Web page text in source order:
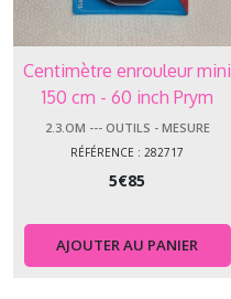
Centimètre enrouleur mini
150 cm - 60 inch Prym
282717
2.3.OM --- OUTILS - MESURE
RÉFÉRENCE : 282717
5€85
AJOUTER AU PANIER